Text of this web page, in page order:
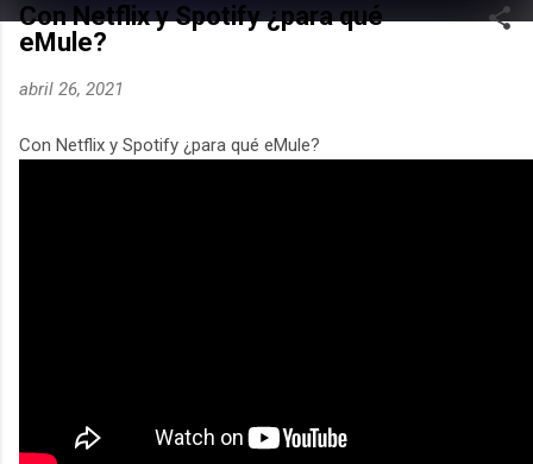
Con Netflix y Spotify ¿para qué
eMule?
abril 26, 2021
Con Netflix y Spotify ¿para qué eMule?